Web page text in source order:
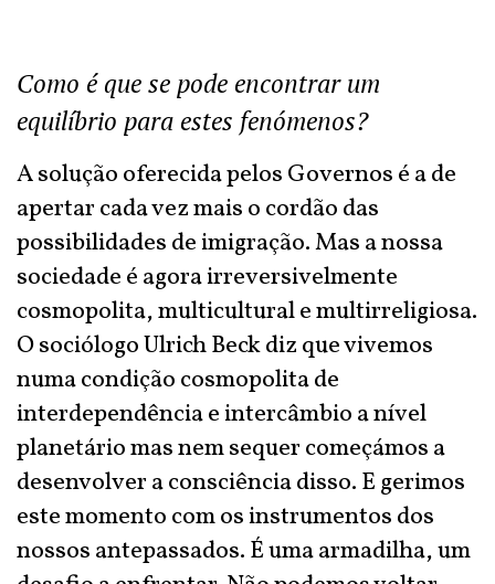
Como é que se pode encontrar um
equilíbrio para estes fenómenos?
A solução oferecida pelos Governos é a de
apertar cada vez mais o cordão das
possibilidades de imigração. Mas a nossa
sociedade é agora irreversivelmente
cosmopolita, multicultural e multirreligiosa.
O sociólogo Ulrich Beck diz que vivemos
numa condição cosmopolita de
interdependência e intercâmbio a nível
planetário mas nem sequer começámos a
desenvolver a consciência disso. E gerimos
este momento com os instrumentos dos
nossos antepassados. É uma armadilha, um